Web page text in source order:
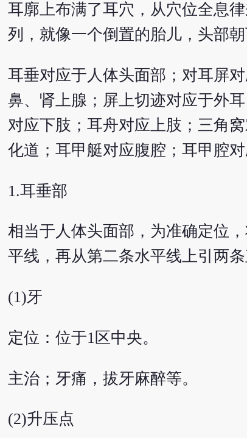
耳廓上布满了耳穴，从穴位全息
列，就像一个倒置的胎儿，头部
耳垂对应于人体头面部；对耳屏
鼻、肾上腺；屏上切迹对应于外
对应下肢；耳舟对应上肢；三角
化道；耳甲艇对应腹腔；耳甲腔
1.耳垂部
相当于人体头面部，为准确定位
平线，再从第二条水平线上引两
(1)牙
定位：位于1区中央。
主治；牙痛，拔牙麻醉等。
(2)升压点